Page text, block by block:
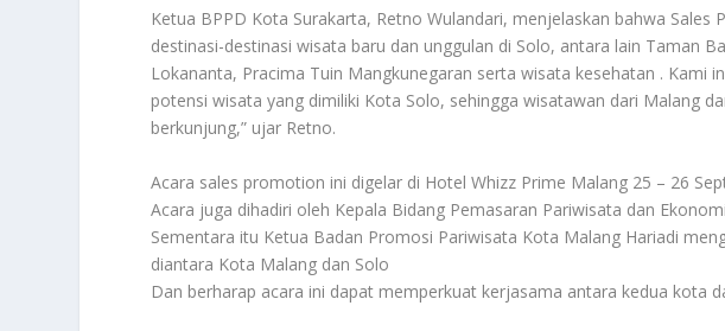
Ketua BPPD Kota Surakarta, Retno Wulandari, menjelaskan bahwa
destinasi-destinasi wisata baru dan unggulan di Solo, antara lain Taman
Lokananta, Pracima Tuin Mangkunegaran serta wisata kesehatan . Kami
potensi wisata yang dimiliki Kota Solo, sehingga wisatawan dari Malang
berkunjung,” ujar Retno.
Acara sales promotion ini digelar di Hotel Whizz Prime Malang 25 – 26
Acara juga dihadiri oleh Kepala Bidang Pemasaran Pariwisata dan
Sementara itu Ketua Badan Promosi Pariwisata Kota Malang Hariadi
diantara Kota Malang dan Solo
Dan berharap acara ini dapat memperkuat kerjasama antara kedua kota